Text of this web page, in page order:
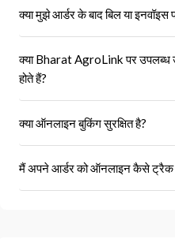
क्या मुझे आर्डर के बाद बिल या इनवॉइस
ऑर्डर' अनुभाग में एक इनवॉइस प्राप्त
क्या Bharat AgroLink पर उपलब्ध
होते हैं?
क्या ऑनलाइन बुकिंग सुरक्षित है?
मैं अपने आर्डर को ऑनलाइन कैसे ट्रैक